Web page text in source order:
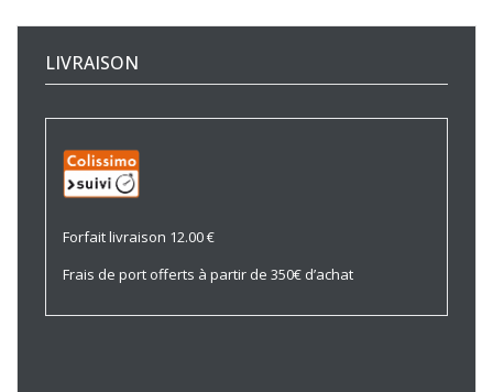
LIVRAISON
Forfait livraison 12.00 €
Frais de port offerts à partir de 350€ d’achat